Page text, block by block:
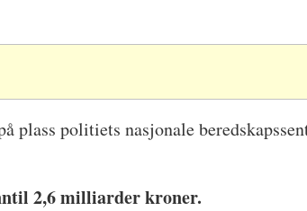
plass politiets nasjonale
2,6 milliarder kroner.